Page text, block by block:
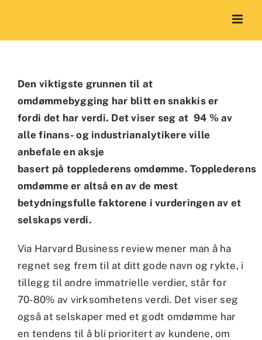
content
Den viktigste grunnen til at
omdømmebygging har blitt en snakkis er
fordi det har verdi. Det viser seg at 94 % av
alle finans- og industrianalytikere ville
anbefale en aksje
basert på topplederens omdømme. Topplederens
omdømme er altså en av de mest
betydningsfulle faktorene i vurderingen av et
selskaps verdi.
Via Harvard Business review mener man å ha
regnet seg frem til at ditt gode navn og rykte, i
tillegg til andre immatrielle verdier, står for
70-80% av virksomhetens verdi. Det viser seg
også at selskaper med et godt omdømme har
en tendens til å bli prioritert av kundene, om